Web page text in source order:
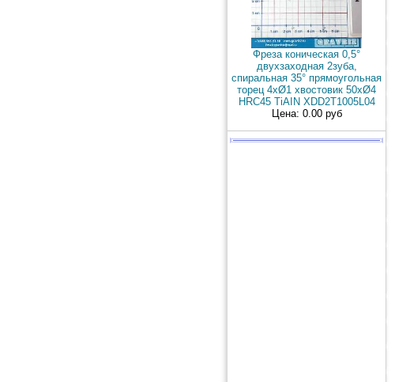
Фреза коническая 0,5°
двухзаходная 2зуба,
спиральная 35° прямоугольная
торец 4xØ1 хвостовик 50хØ4
HRC45 TiAIN XDD2T1005L04
Цена: 0.00 руб